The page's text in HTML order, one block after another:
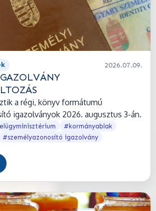
2026.07.09.
a régi, könyv formátumú
igazolványok 2026. augusztus 3-án.
#kormányablak
#személyazonosító igazolvány